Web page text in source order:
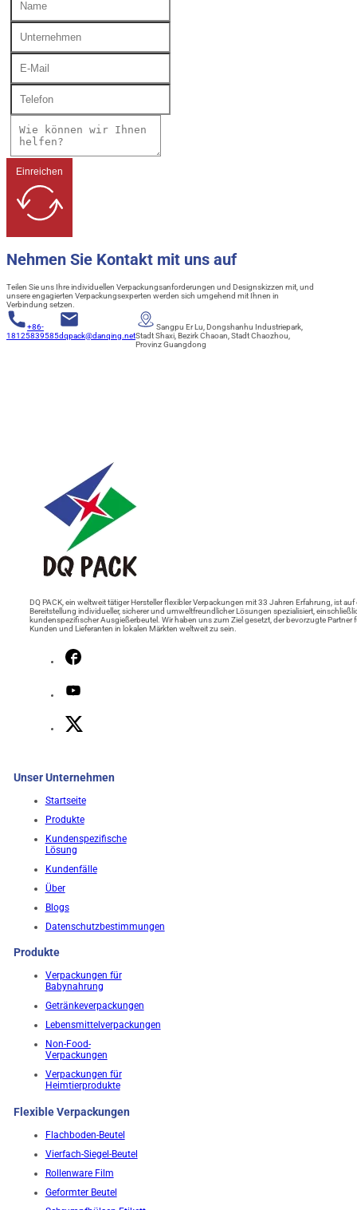
Einreichen
Nehmen Sie Kontakt mit uns auf
Teilen Sie uns Ihre individuellen Verpackungsanforderungen und Designskizzen mit, und
unsere engagierten Verpackungsexperten werden sich umgehend mit Ihnen in
Verbindung setzen.
+86-
18125839585dqpack@danqing.net
Sangpu Er Lu, Dongshanhu Industriepark,
Stadt Shaxi, Bezirk Chaoan, Stadt Chaozhou,
Provinz Guangdong
DQ PACK, ein weltweit tätiger Hersteller flexibler Verpackungen mit 33 Jahren Erfahrung, ist auf
Bereitstellung individueller, sicherer und umweltfreundlicher Lösungen spezialisiert,
kundenspezifischer Ausgießerbeutel. Wir haben uns zum Ziel gesetzt, der bevorzugte Partner
Kunden und Lieferanten in lokalen Märkten weltweit zu sein.
Unser Unternehmen
Startseite
Produkte
Kundenspezifische
Lösung
Kundenfälle
Über
Blogs
Datenschutzbestimmungen
Produkte
Verpackungen für
Babynahrung
Getränkeverpackungen
Lebensmittelverpackungen
Non-Food-
Verpackungen
Verpackungen für
Heimtierprodukte
Flexible Verpackungen
Flachboden-Beutel
Vierfach-Siegel-Beutel
Rollenware Film
Geformter Beutel